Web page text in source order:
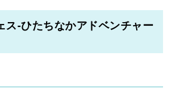
ス-ひたちなかアドベンチャー